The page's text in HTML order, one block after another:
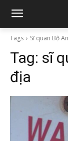
Tags Sĩ quan Bộ
Tag: sĩ
địa